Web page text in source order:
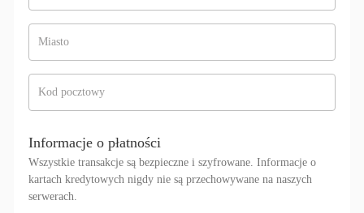
Miasto
Kod pocztowy
Informacje o płatności
Wszystkie transakcje są bezpieczne i szyfrowane. Informacje o
kartach kredytowych nigdy nie są przechowywane na naszych
serwerach.